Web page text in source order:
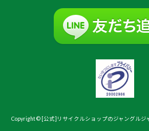
Copyright © [公式]リサイクルショップのジャングルジ